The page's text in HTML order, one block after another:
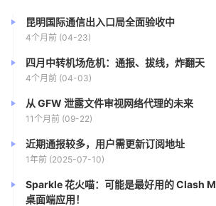
昆明国际通信出入口局全面验收中
4个月前 (04-23)
四月中转机场危机：通报、拔线，炸翻天
4个月前 (04-03)
从 GFW 泄露文件审视网络代理的未来
11个月前 (09-22)
近期通报较多，用户需更新订阅地址
1年前 (2025-07-10)
Sparkle 花火喵：可能是最好用的 Clash
桌面端应用！